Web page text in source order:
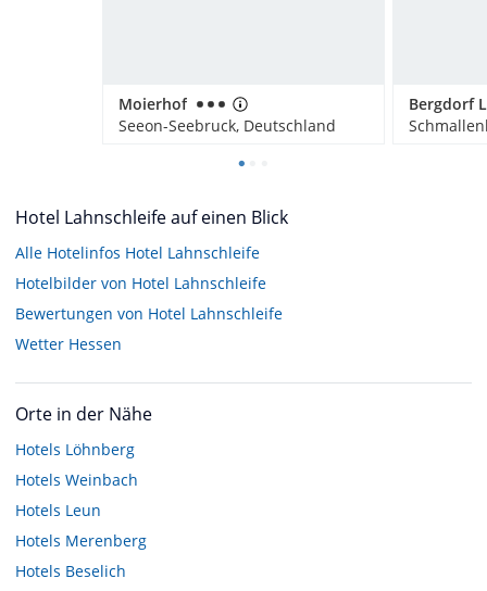
Moierhof
Seeon-Seebruck, Deutschland
Hotel Lahnschleife auf einen Blick
Alle Hotelinfos Hotel Lahnschleife
Hotelbilder von Hotel Lahnschleife
Bewertungen von Hotel Lahnschleife
Wetter Hessen
Orte in der Nähe
Hotels Löhnberg
Hotels Weinbach
Hotels Leun
Hotels Merenberg
Hotels Beselich